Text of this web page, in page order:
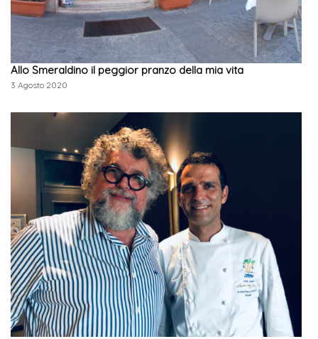
Allo Smeraldino il peggior pranzo della mia vita
3 Agosto 2020